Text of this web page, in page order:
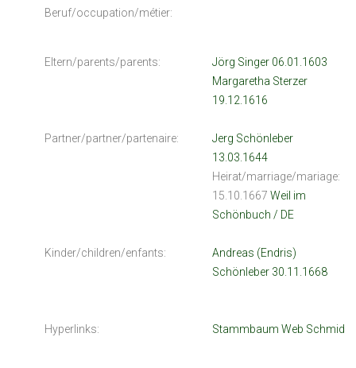
Beruf/occupation/métier:
Eltern/parents/parents:
Jörg Singer 06.01.1603
Margaretha Sterzer
19.12.1616
Partner/partner/partenaire:
Jerg Schönleber
13.03.1644
Heirat/marriage/mariage:
15.10.1667 Weil im
Schönbuch / DE
Kinder/children/enfants:
Andreas (Endris)
Schönleber 30.11.1668
Hyperlinks: Stammbaum Web Schmid